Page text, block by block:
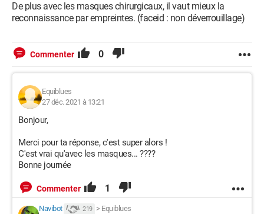
De plus avec les masques chirurgicaux, il vaut mieux la
reconnaissance par empreintes. (faceid : non déverrouillage)
Commenter 0
Equiblues
27 déc. 2021 à 13:21
Bonjour,
Merci pour ta réponse, c'est super alors !
C'est vrai qu'avec les masques... ????
Bonne journée
Commenter 1
Navibot 219 > Equiblues